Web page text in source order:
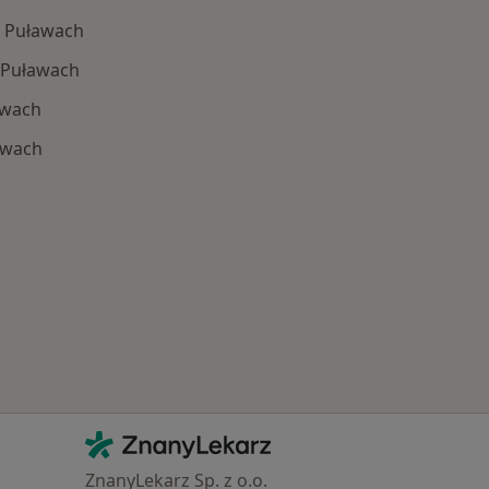
Kontakt
ZnanyLekarz - Strona główna
ZnanyLekarz Sp. z o.o.